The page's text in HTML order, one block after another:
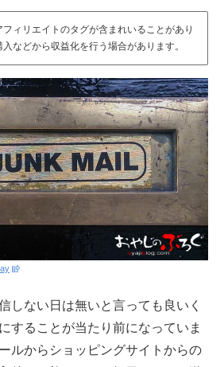
ィリエイトのタグが含まれいることがあり
などから収益化を行う場合があります。
しない日は無いと言っても良いく
することが当たり前になっていま
ルからショッピングサイトからの